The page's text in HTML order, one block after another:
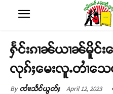
ႁႅင်းၵၢၼ်ယၢၼ်မိူင်းၵ
လုၵ်ႈမေးလူႉတၢႆသေ
By ၸၢႆးသႅင်ယွတ်ႈ April 12, 2023